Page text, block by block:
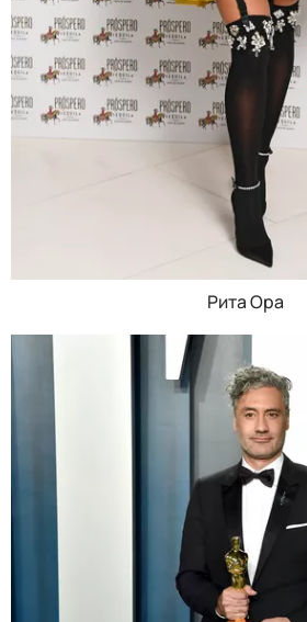
Рита Ора